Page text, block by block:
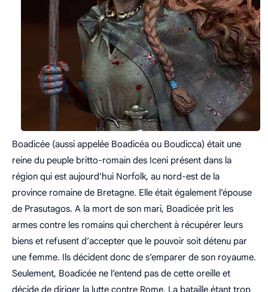
Boadicée (aussi appelée Boadicéa ou Boudicca) était une
reine du peuple britto-romain des Iceni présent dans la
région qui est aujourd’hui Norfolk, au nord-est de la
province romaine de Bretagne. Elle était également l’épouse
de Prasutagos. A la mort de son mari, Boadicée prit les
armes contre les romains qui cherchent à récupérer leurs
biens et refusent d’accepter que le pouvoir soit détenu par
une femme. Ils décident donc de s’emparer de son royaume.
Seulement, Boadicée ne l’entend pas de cette oreille et
décide de diriger la lutte contre Rome. La bataille étant trop